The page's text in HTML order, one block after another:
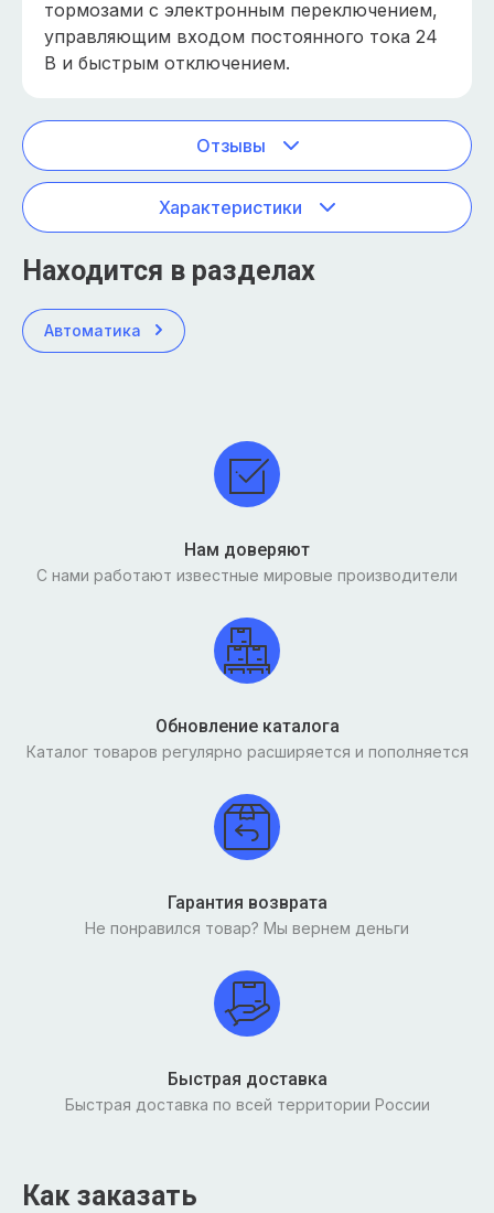
тормозами с электронным переключением,
управляющим входом постоянного тока 24
В и быстрым отключением.
Отзывы
Характеристики
Находится в разделах
Автоматика
Нам доверяют
С нами работают известные мировые производители
Обновление каталога
Каталог товаров регулярно расширяется и пополняется
Гарантия возврата
Не понравился товар? Мы вернем деньги
Быстрая доставка
Быстрая доставка по всей территории России
Как заказать